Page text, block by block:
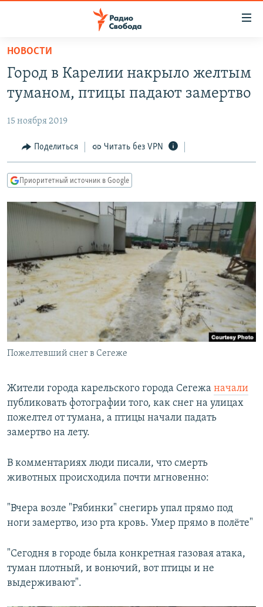
упрощенного
доступа
основному
Вернутся
главной
навигации
Вернутся
ПОДКАСТЫ
АВТОРСКИЕ ПРОЕКТЫ
ЦИТАТЫ СВОБОДЫ
МНЕНИЯ
IDEL.РЕАЛИИ
КАВКАЗ.РЕАЛИИ
СЕВЕР.РЕАЛИИ
СИБИРЬ.РЕАЛИИ
РАСПИСАНИЕ ВЕЩАНИЯ
ПОДПИШИТЕСЬ НА РАССЫЛКУ
СОЦИАЛЬНЫЕ СЕТИ
Все сайты РСЕ/РС
НОВОСТИ
Город в Карелии накрыло желтым
туманом, птицы падают замертво
15 ноября 2019
Поделиться Читать без VPN
Приоритетный источник в Google
Пожелтевший снег в Сегеже
Жители города карельского города Сегежа начали
публиковать фотографии того, как снег на улицах
пожелтел от тумана, а птицы начали падать
замертво на лету.
В комментариях люди писали, что смерть
животных происходила почти мгновенно:
"Вчера возле "Рябинки" снегирь упал прямо под
ноги замертво, изо рта кровь. Умер прямо в полёте"
"Сегодня в городе была конкретная газовая атака,
туман плотный, и вонючий, вот птицы и не
выдерживают".